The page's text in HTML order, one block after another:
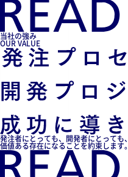
当社の強み
OUR VALUE
発注者にとっても、開発者にとっても、
価値ある存在になることを約束します。